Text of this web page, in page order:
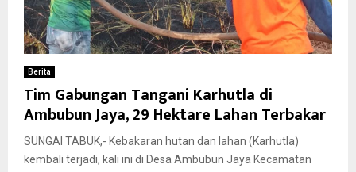
Berita
Tim Gabungan Tangani Karhutla di
Ambubun Jaya, 29 Hektare Lahan Terbakar
SUNGAI TABUK,- Kebakaran hutan dan lahan (Karhutla)
kembali terjadi, kali ini di Desa Ambubun Jaya Kecamatan